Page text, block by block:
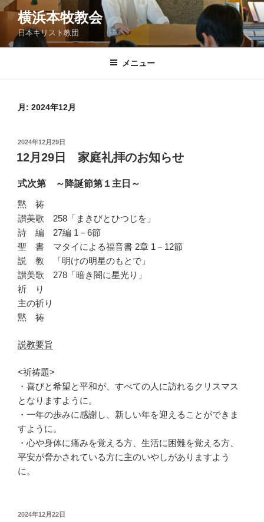
コ
ン
横浜本牧教会
日本キリスト教団
メニュー
月: 2024年12月
投
稿
日:
2024年12月29日
12月29日 家庭礼拝のお知らせ
式次第 ～降誕節第１主日～
黙 祷
讃美歌 258「まきびとひつじを」
詩 編 27編 1－6節
聖 書 マタイによる福音書 2章 1－12節
説 教 「明けの明星のもとで」
讃美歌 278「暗き闇に星光り」
祈 り
主の祈り
黙 祷
説教要旨
<祈祷題>
・喜びと希望と平和が、すべての人に訪れるクリスマス
となりますように。
・一年の歩みに感謝し、新しい年を迎えることができま
すように。
・心や身体に痛みを覚える方、生活に困難を覚える方、
平安が脅かされている方に主のいやしがありますよう
に。
投
2024年12月22日